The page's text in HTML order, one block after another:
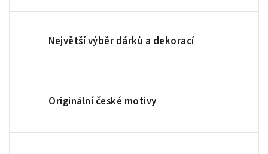
Největší výběr dárků a dekorací
Originální české motivy